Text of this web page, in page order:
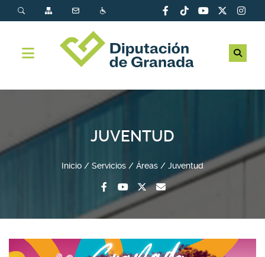
JUVENTUD
Inicio Servicios Áreas Juventud